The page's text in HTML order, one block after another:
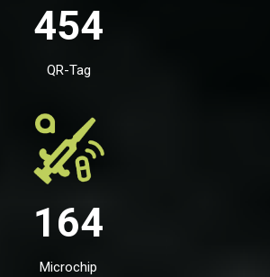
454
QR-Tag
164
Microchip